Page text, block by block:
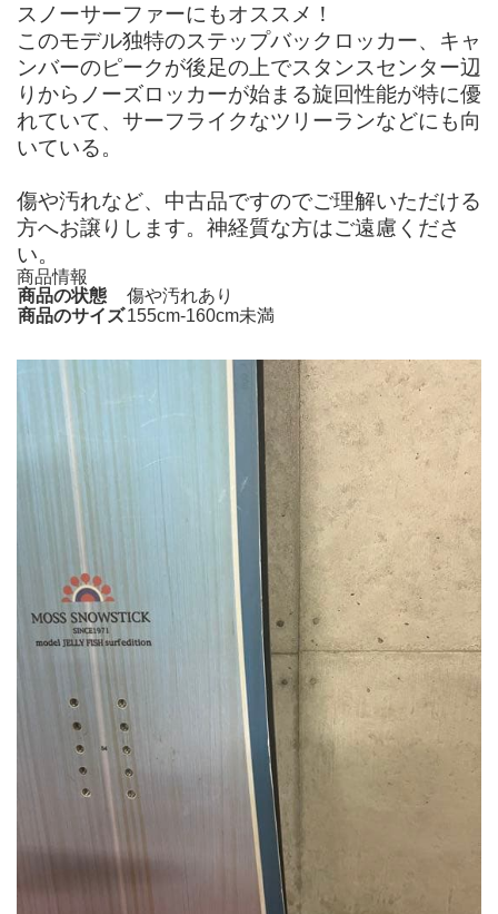
スノーサーファーにもオススメ！
このモデル独特のステップバックロッカー、キャ
ンバーのピークが後足の上でスタンスセンター辺
りからノーズロッカーが始まる旋回性能が特に優
れていて、サーフライクなツリーランなどにも向
いている。
傷や汚れなど、中古品ですのでご理解いただける
方へお譲りします。神経質な方はご遠慮くださ
い。
商品情報
商品の状態
傷や汚れあり
商品のサイズ155cm-160cm未満